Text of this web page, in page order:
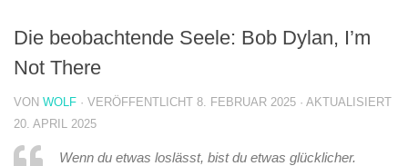
Die beobachtende Seele: Bob Dylan, I’m
Not There
VON WOLF · VERÖFFENTLICHT 8. FEBRUAR 2025 · AKTUALISIERT
20. APRIL 2025
Wenn du etwas loslässt, bist du etwas glücklicher.